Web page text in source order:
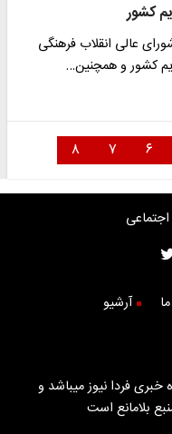
کشور
عالی انقلاب فرهنگی
کشور و همچنین…
۶ ۷ ۸
آرشیو
فردا نیوز میباشد و
بلامانع است